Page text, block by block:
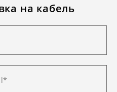
на кабель